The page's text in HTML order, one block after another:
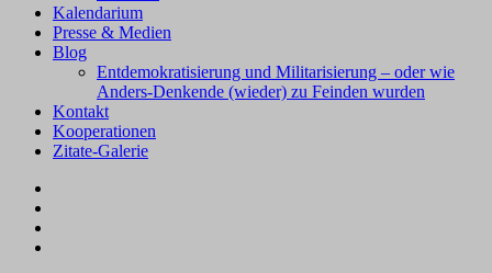
Kalendarium
Presse & Medien
Blog
Entdemokratisierung und Militarisierung – oder wie
Anders-Denkende (wieder) zu Feinden wurden
Kontakt
Kooperationen
Zitate-Galerie